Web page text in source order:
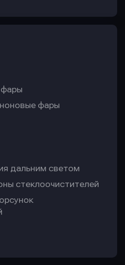
фары
дальним светом
стеклоочистителей